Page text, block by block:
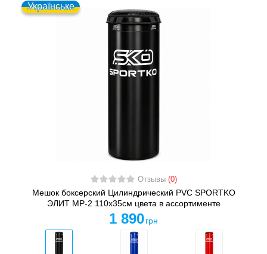
Українське
Отзывы (0)
Мешок боксерский Цилиндрический PVC SPORTKO
ЭЛИТ MP-2 110х35см цвета в ассортименте
1 890 грн